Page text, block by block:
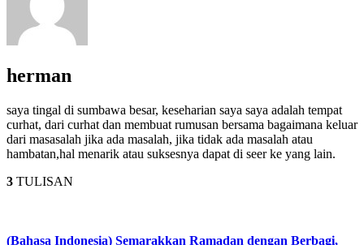
herman
saya tingal di sumbawa besar, keseharian saya saya adalah tempat
curhat, dari curhat dan membuat rumusan bersama bagaimana keluar
dari masasalah jika ada masalah, jika tidak ada masalah atau
hambatan,hal menarik atau suksesnya dapat di seer ke yang lain.
3 TULISAN
(Bahasa Indonesia) Semarakkan Ramadan dengan Berbagi,